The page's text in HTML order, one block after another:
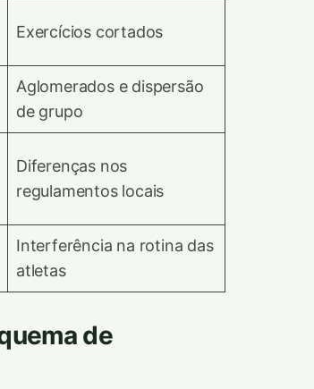
Exercícios cortados
Aglomerados e dispersão
de grupo
Diferenças nos
regulamentos locais
Interferência na rotina das
atletas
de